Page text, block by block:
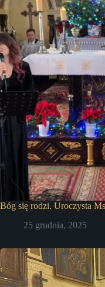
Bóg się rodzi. Uroczysta
25 grudnia, 2025